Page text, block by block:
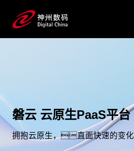
磐云 云原生PaaS平台
拥抱云原生，直面快速的变化